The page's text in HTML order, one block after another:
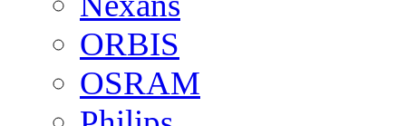
ORBIS
OSRAM